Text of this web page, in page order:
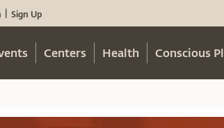
Sign Up
Centers Health Conscious